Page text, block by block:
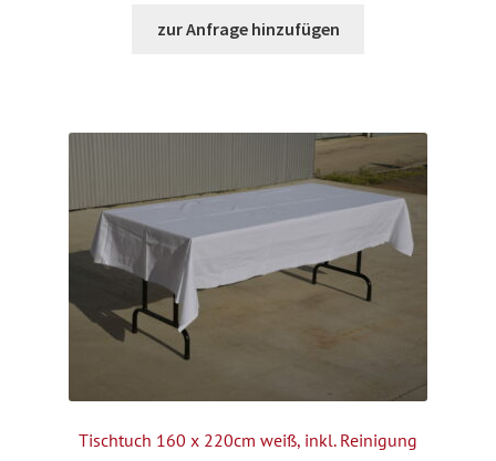
zur Anfrage hinzufügen
Tischtuch 160 x 220cm weiß, inkl. Reinigung